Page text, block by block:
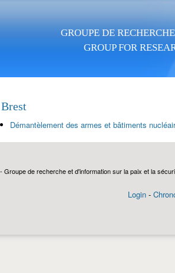
GROUPE DE
GROUP FOR
Brest
Démantèlement des armes et bâtiments
Groupe de recherche et d'information sur la paix et la
Login-